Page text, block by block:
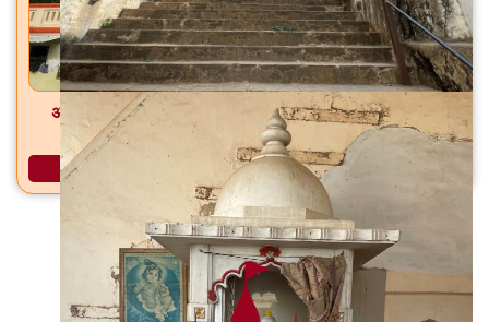
अमरुकंटेश्वर महादेव / नवग्रह मंदिर प्रतापुरा, ता. वडोदरा, डिश.
वडोदरा
अधिक माहिती